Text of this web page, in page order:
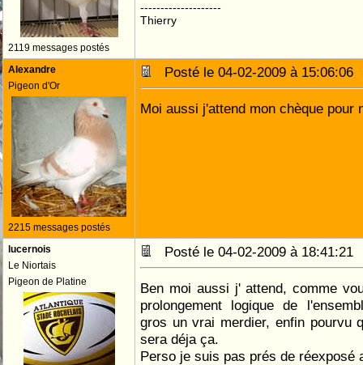
2119 messages postés
--------------------
Thierry
Alexandre
Pigeon d'Or
2215 messages postés
Posté le 04-02-2009 à
Moi aussi j'attend mon chèque pour
lucernois
Le Niortais
Pigeon de Platine
Posté le 04-02-2009 à
Ben moi aussi j' attend, comme
prolongement logique de
gros un vrai merdier, enfin pourvu
sera déja ça.
Perso je suis pas prés de réexposé